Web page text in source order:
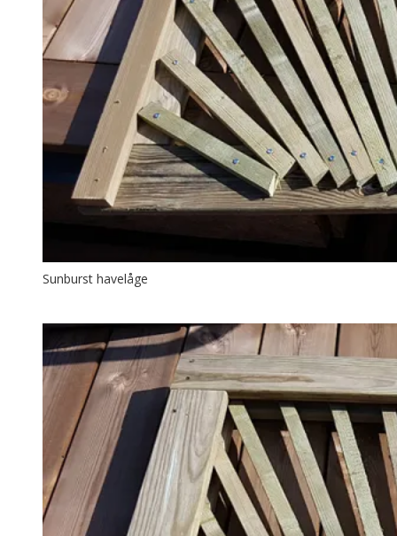
Sunburst havelåge